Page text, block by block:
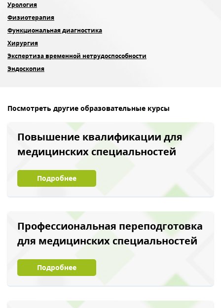
Урология
Физиотерапия
Функциональная диагностика
Хирургия
Экспертиза временной нетрудоспособности
Эндоскопия
Посмотреть другие образовательные курсы
Повышение квалификации для
медицинских специальностей
Подробнее
Профессиональная переподготовка
для медицинских специальностей
Подробнее